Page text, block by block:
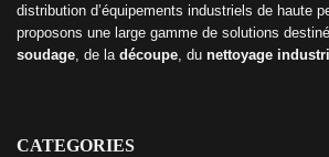
distribution d’équipements industriels de haute
proposons une large gamme de solutions
soudage , de la découpe , du nettoyage
CATEGORIES